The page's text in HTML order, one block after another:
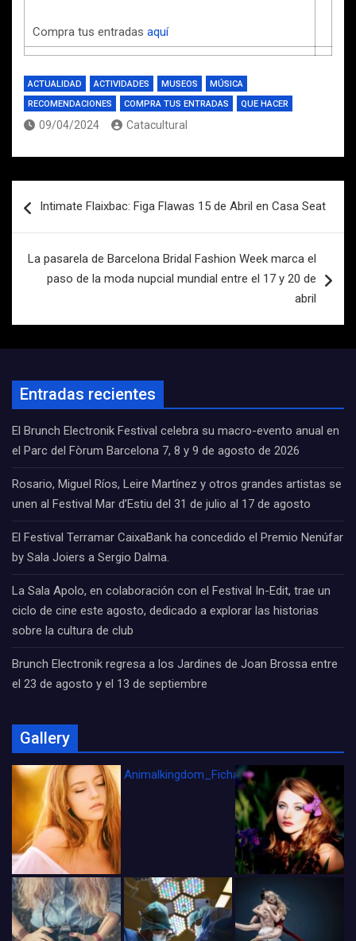
Compra tus entradas aquí
ACTUALIDAD ACTIVIDADES MUSEOS
MÚSICA
RECOMENDACIONES
COMPRA TUS ENTRADAS QUE HACER
09/04/2024 Catacultural
de
Intimate Flaixbac: Figa Flawas 15 de Abril en Casa Seat
La pasarela de Barcelona Bridal Fashion Week marca el
paso de la moda nupcial mundial entre el 17 y 20 de
abril
Entradas recientes
El Brunch Electronik Festival celebra su macro-evento anual en
el Parc del Fòrum Barcelona 7, 8 y 9 de agosto de 2026
Rosario, Miguel Ríos, Leire Martínez y otros grandes artistas se
unen al Festival Mar d’Estiu del 31 de julio al 17 de agosto
El Festival Terramar CaixaBank ha concedido el Premio Nenúfar
by Sala Joiers a Sergio Dalma.
La Sala Apolo, en colaboración con el Festival In-Edit, trae un
ciclo de cine este agosto, dedicado a explorar las historias
sobre la cultura de club
Brunch Electronik regresa a los Jardines de Joan Brossa entre
el 23 de agosto y el 13 de septiembre
Gallery
Animalkingdom_FichaCine